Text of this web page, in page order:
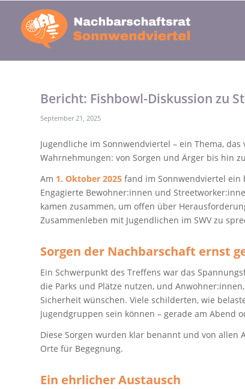
Bericht: Fishbowl-Diskussion zu
September 21, 2025
Jugendliche im Sonnwendviertel – ein Thema,
Wahrnehmungen: von Sorgen und Ärger bis hin
Am 1. Oktober 2025 fand im Sonnwendviertel ein
Engagierte Bewohner:innen und
kamen zusammen, um offen über
Zusammenleben mit Jugendlichen im SWV zu
Sorgen der Nachbarschaft ernst
Ein Schwerpunkt des Treffens war das
die Parks und Plätze nutzen, und
Sicherheit wünschen. Viele schilderten, wie
Jugendgruppen sein können – gerade am Abend
Diese Sorgen wurden klar benannt und von allen
Orte für Begegnung.
Ein ehrlicher Austausch